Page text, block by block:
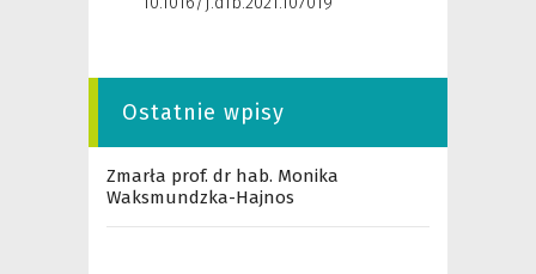
Ostatnie wpisy
Zmarła prof. dr hab. Monika
Waksmundzka-Hajnos